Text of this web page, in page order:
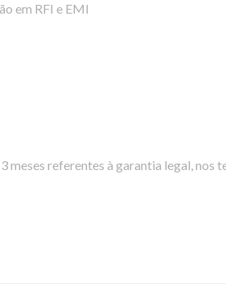
em RFI e EMI
referentes à garantia legal,